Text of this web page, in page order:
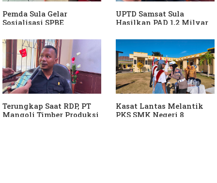
Pemda Sula Gelar
Sosialisasi SPBE
UPTD Samsat Sula
Hasilkan PAD 1,2 Milyar
Terungkap Saat RDP, PT
Mangoli Timber Produksi
Kasat Lantas Melantik
PKS SMK Negeri 8